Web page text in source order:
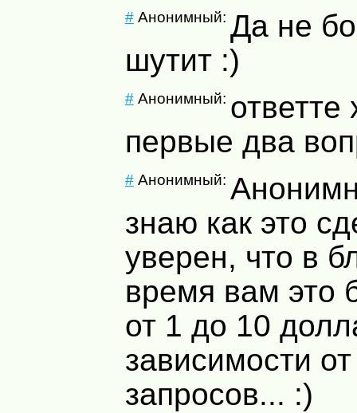
#Анонимный: Да не
шутит :)
#Анонимный: ответте
первые два
#Анонимный:
знаю как это
уверен, что в
время вам это
от 1 до 10
зависимости
запросов... :)